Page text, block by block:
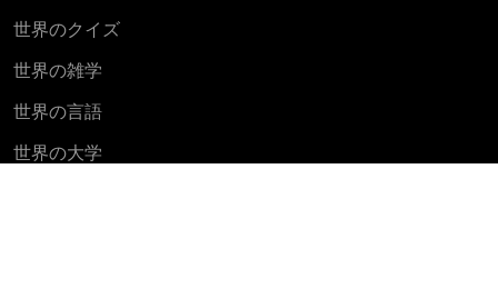
世界のクイズ
世界の雑学
世界の言語
世界の大学